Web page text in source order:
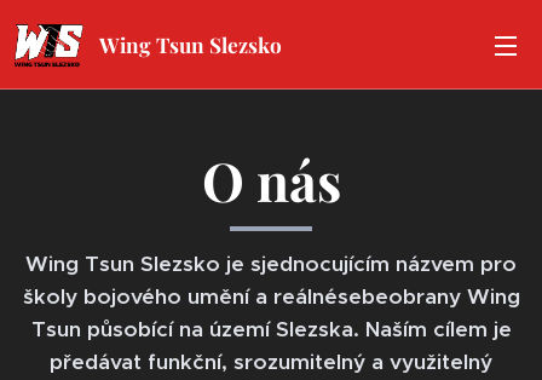
Wing Tsun Slezsko
O nás
Wing Tsun Slezsko je sjednocujícím názvem pro
školy bojového umění a reálnésebeobrany Wing
Tsun působící na území Slezska. Naším cílem je
předávat funkční, srozumitelný a využitelný